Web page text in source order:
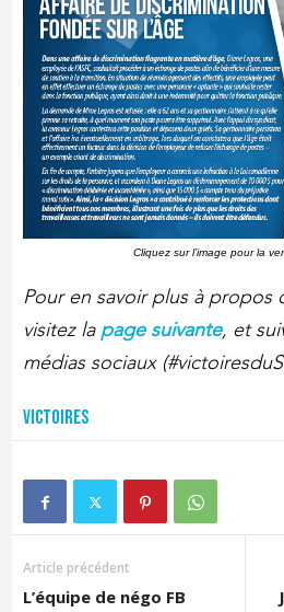
Cliquez sur l’image pour la
Pour en savoir plus à propos
visitez la page suivante, et
médias sociaux
Victoires
Article précédent
L’équipe de négo FB